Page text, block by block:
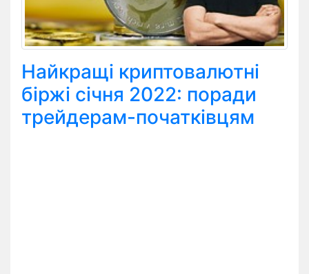
Найкращі криптовалютні
біржі січня 2022: поради
трейдерам-початківцям